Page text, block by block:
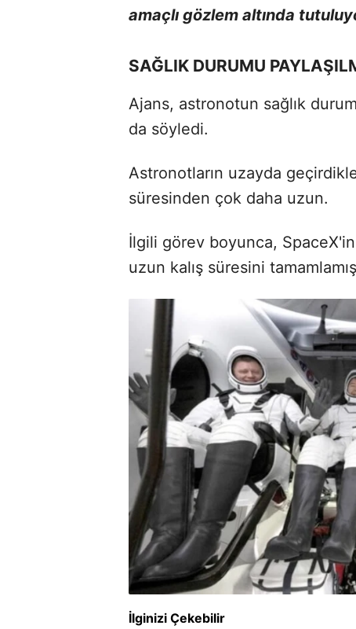
amaçlı gözlem altında
SAĞLIK DURUMU
Ajans, astronotun sağlık
da söyledi.
Astronotların uzayda
süresinden çok daha uzun.
İlgili görev boyunca,
uzun kalış süresini